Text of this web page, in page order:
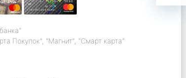
Покупок", "Магнит", "Смарт карта"